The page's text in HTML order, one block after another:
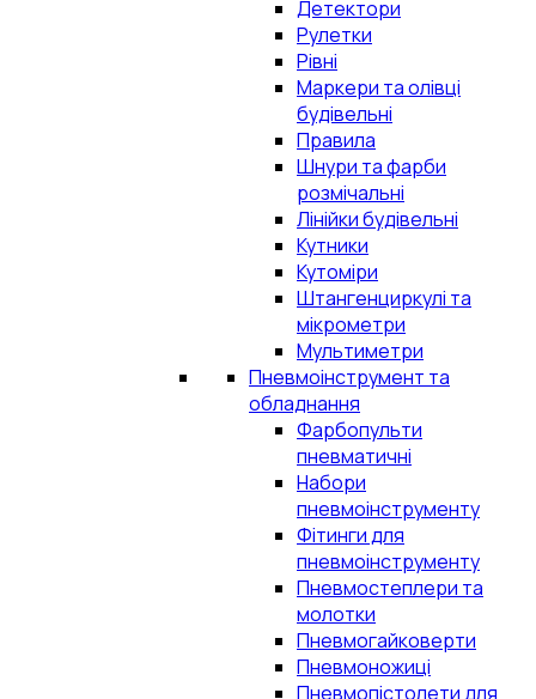
Детектори
Рулетки
Рівні
Маркери та олівці
будівельні
Правила
Шнури та фарби
розмічальні
Лінійки будівельні
Кутники
Кутоміри
Штангенциркулі та
мікрометри
Мультиметри
Пневмоінструмент та
обладнання
Фарбопульти
пневматичні
Набори
пневмоінструменту
Фітинги для
пневмоінструменту
Пневмостеплери та
молотки
Пневмогайковерти
Пневмоножиці
Пневмопістолети для